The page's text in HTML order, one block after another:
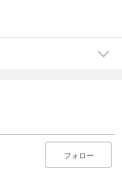
フォロー